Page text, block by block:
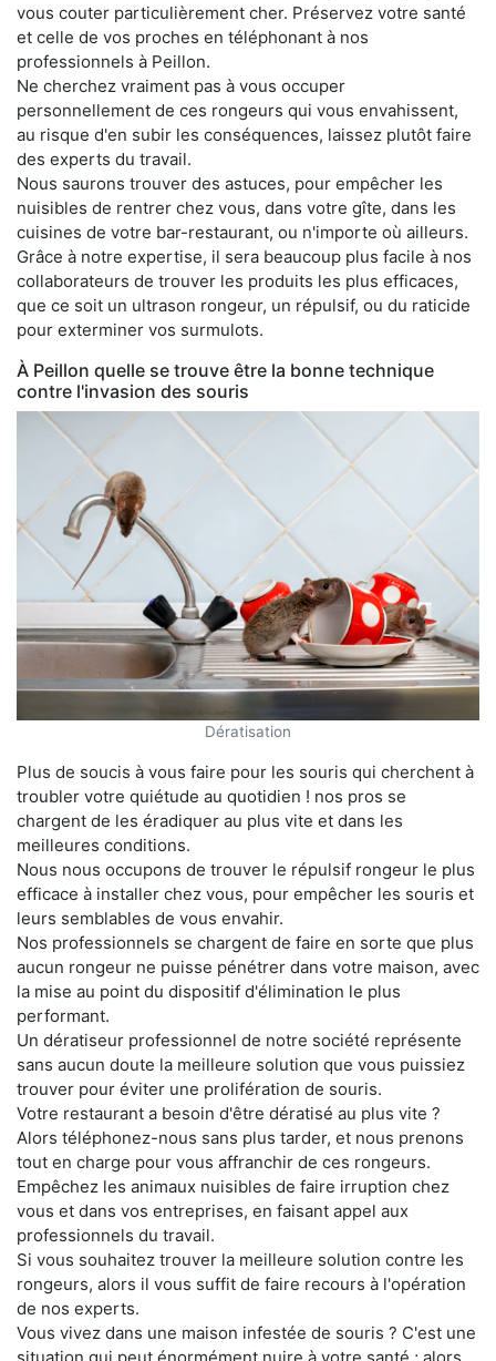
vous couter particulièrement cher. Préservez votre santé
et celle de vos proches en téléphonant à nos
professionnels à Peillon.
Ne cherchez vraiment pas à vous occuper
personnellement de ces rongeurs qui vous envahissent,
au risque d'en subir les conséquences, laissez plutôt faire
des experts du travail.
Nous saurons trouver des astuces, pour empêcher les
nuisibles de rentrer chez vous, dans votre gîte, dans les
cuisines de votre bar-restaurant, ou n'importe où ailleurs.
Grâce à notre expertise, il sera beaucoup plus facile à nos
collaborateurs de trouver les produits les plus efficaces,
que ce soit un ultrason rongeur, un répulsif, ou du raticide
pour exterminer vos surmulots.
À Peillon quelle se trouve être la bonne technique
contre l'invasion des souris
Dératisation
Plus de soucis à vous faire pour les souris qui cherchent à
troubler votre quiétude au quotidien ! nos pros se
chargent de les éradiquer au plus vite et dans les
meilleures conditions.
Nous nous occupons de trouver le répulsif rongeur le plus
efficace à installer chez vous, pour empêcher les souris et
leurs semblables de vous envahir.
Nos professionnels se chargent de faire en sorte que plus
aucun rongeur ne puisse pénétrer dans votre maison, avec
la mise au point du dispositif d'élimination le plus
performant.
Un dératiseur professionnel de notre société représente
sans aucun doute la meilleure solution que vous puissiez
trouver pour éviter une prolifération de souris.
Votre restaurant a besoin d'être dératisé au plus vite ?
Alors téléphonez-nous sans plus tarder, et nous prenons
tout en charge pour vous affranchir de ces rongeurs.
Empêchez les animaux nuisibles de faire irruption chez
vous et dans vos entreprises, en faisant appel aux
professionnels du travail.
Si vous souhaitez trouver la meilleure solution contre les
rongeurs, alors il vous suffit de faire recours à l'opération
de nos experts.
Vous vivez dans une maison infestée de souris ? C'est une
situation qui peut énormément nuire à votre santé ; alors